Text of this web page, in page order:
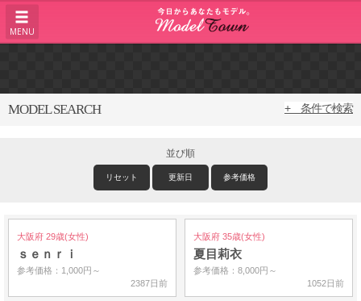
MENU
MODEL SEARCH + 条件で検索
並び順
リセット 更新日 参考価格
大阪府 29歳(女性)
ｓｅｎｒｉ
参考価格：1,000円～
2387日前
大阪府 35歳(女性)
夏目莉衣
参考価格：8,000円～
1052日前